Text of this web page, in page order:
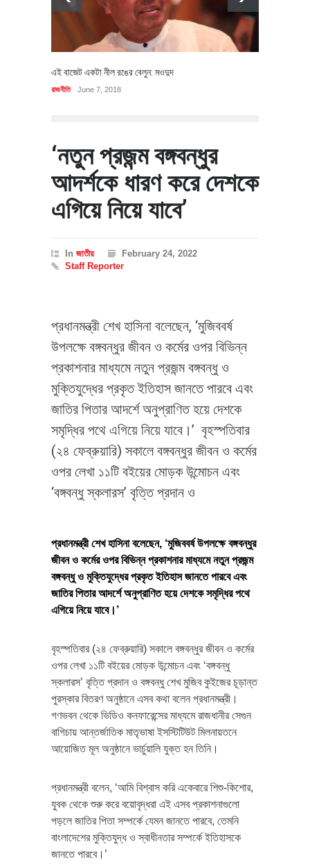
এই বাজেট একটা নীল রঙের বেলুন: মওদুদ
রাজনীতি June 7, 2018
‘নতুন প্রজন্ম বঙ্গবন্ধুর
আদর্শকে ধারণ করে দেশকে
এগিয়ে নিয়ে যাবে’
In জাতীয়
February 24, 2022
Staff Reporter
প্রধানমন্ত্রী শেখ হাসিনা বলেছেন, ‘মুজিববর্ষ
উপলক্ষে বঙ্গবন্ধুর জীবন ও কর্মের ওপর বিভিন্ন
প্রকাশনার মাধ্যমে নতুন প্রজন্ম বঙ্গবন্ধু ও
মুক্তিযুদ্ধের প্রকৃত ইতিহাস জানতে পারবে এবং
জাতির পিতার আদর্শে অনুপ্রাণিত হয়ে দেশকে
সমৃদ্ধির পথে এগিয়ে নিয়ে যাবে।’ বৃহস্পতিবার
(২৪ ফেব্রুয়ারি) সকালে বঙ্গবন্ধুর জীবন ও কর্মের
ওপর লেখা ১১টি বইয়ের মোড়ক উন্মোচন এবং
‘বঙ্গবন্ধু স্কলারস’ বৃত্তি প্রদান ও
প্রধানমন্ত্রী শেখ হাসিনা বলেছেন, ‘মুজিববর্ষ উপলক্ষে বঙ্গবন্ধুর
জীবন ও কর্মের ওপর বিভিন্ন প্রকাশনার মাধ্যমে নতুন প্রজন্ম
বঙ্গবন্ধু ও মুক্তিযুদ্ধের প্রকৃত ইতিহাস জানতে পারবে এবং
জাতির পিতার আদর্শে অনুপ্রাণিত হয়ে দেশকে সমৃদ্ধির পথে
এগিয়ে নিয়ে যাবে।’
বৃহস্পতিবার (২৪ ফেব্রুয়ারি) সকালে বঙ্গবন্ধুর জীবন ও কর্মের
ওপর লেখা ১১টি বইয়ের মোড়ক উন্মোচন এবং ‘বঙ্গবন্ধু
স্কলারস’ বৃত্তি প্রদান ও বঙ্গবন্ধু শেখ মুজিব কুইজের চূড়ান্ত
পুরস্কার বিতরণ অনুষ্ঠানে এসব কথা বলেন প্রধানমন্ত্রী।
গণভবন থেকে ভিডিও কনফারেন্সের মাধ্যমে রাজধানীর সেগুন
বাগিচায় আন্তর্জাতিক মাতৃভাষা ইসস্টিটিউট মিলনায়তনে
আয়োজিত মূল অনুষ্ঠানে ভার্চুয়ালি যুক্ত হন তিনি।
প্রধানমন্ত্রী বলেন, ‘আমি বিশ্বাস করি একেবারে শিশু-কিশোর,
যুবক থেকে শুরু করে বয়োবৃদ্ধরা এই এসব প্রকাশনাগুলো
পড়লে জাতির পিতা সম্পর্কে যেমন জানতে পারবে, তেমনি
বাংলাদেশের মুক্তিযুদ্ধ ও স্বাধীনতার সম্পর্কে ইতিহাসকে
জানতে পারবে।’